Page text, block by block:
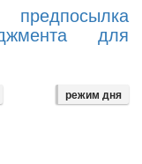
для
режим дня